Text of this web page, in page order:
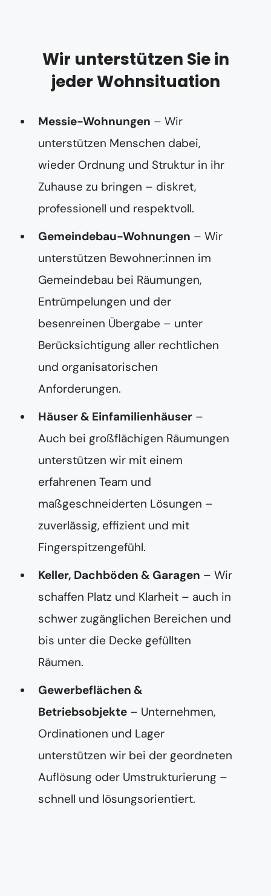
Wir unterstützen Sie in
jeder Wohnsituation
Messie-Wohnungen – Wir
unterstützen Menschen dabei,
wieder Ordnung und Struktur in ihr
Zuhause zu bringen – diskret,
professionell und respektvoll.
Gemeindebau-Wohnungen – Wir
unterstützen Bewohner:innen im
Gemeindebau bei Räumungen,
Entrümpelungen und der
besenreinen Übergabe – unter
Berücksichtigung aller rechtlichen
und organisatorischen
Anforderungen.
Häuser & Einfamilienhäuser –
Auch bei großflächigen Räumungen
unterstützen wir mit einem
erfahrenen Team und
maßgeschneiderten Lösungen –
zuverlässig, effizient und mit
Fingerspitzengefühl.
Keller, Dachböden & Garagen – Wir
schaffen Platz und Klarheit – auch in
schwer zugänglichen Bereichen und
bis unter die Decke gefüllten
Räumen.
Gewerbeflächen &
Betriebsobjekte – Unternehmen,
Ordinationen und Lager
unterstützen wir bei der geordneten
Auflösung oder Umstrukturierung –
schnell und lösungsorientiert.